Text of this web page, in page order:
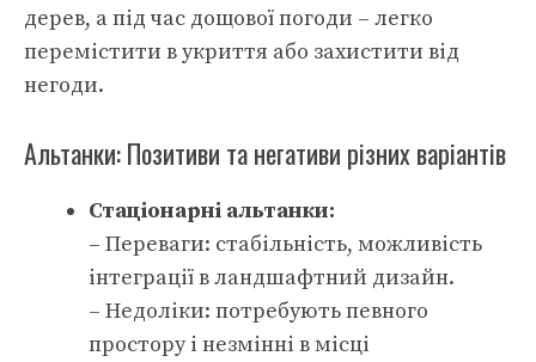
дерев, а під час дощової погоди – легко
перемістити в укриття або захистити від
негоди.
Альтанки: Позитиви та негативи різних варіантів
Стаціонарні альтанки:
– Переваги: стабільність, можливість
інтеграції в ландшафтний дизайн.
– Недоліки: потребують певного
простору і незмінні в місці